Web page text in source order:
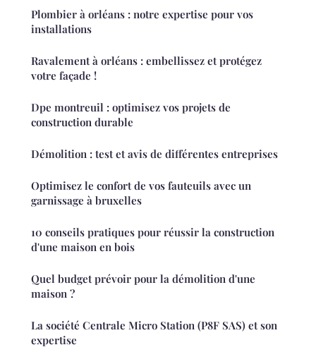
Plombier à orléans : notre expertise pour vos
installations
Ravalement à orléans : embellissez et protégez
votre façade !
Dpe montreuil : optimisez vos projets de
construction durable
Démolition : test et avis de différentes entreprises
Optimisez le confort de vos fauteuils avec un
garnissage à bruxelles
10 conseils pratiques pour réussir la construction
d'une maison en bois
Quel budget prévoir pour la démolition d'une
maison ?
La société Centrale Micro Station (P8F SAS) et son
expertise